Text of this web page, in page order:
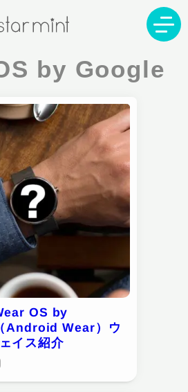
by Google
OS by
Android Wear）ウ
イス紹介